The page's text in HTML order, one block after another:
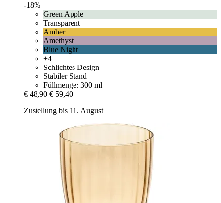
-18%
Green Apple
Transparent
Amber
Amethyst
Blue Night
+4
Schlichtes Design
Stabiler Stand
Füllmenge: 300 ml
€ 48,90 € 59,40
Zustellung bis 11. August